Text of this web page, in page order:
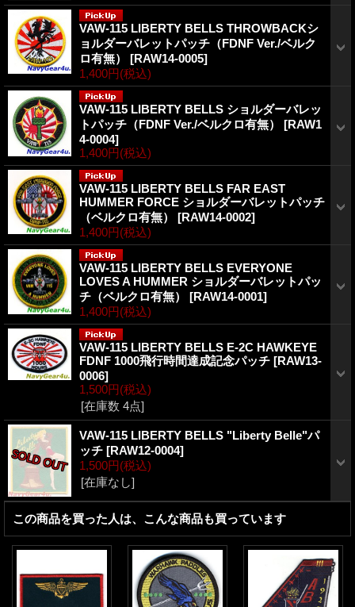
VAW-115 LIBERTY BELLS THROWBACKシ
ョルダーバレットパッチ（FDNF Ver./ベルク
ロ有無） [RAW14-0005]
1,400円(税込)
VAW-115 LIBERTY BELLS ショルダーバレッ
トパッチ（FDNF Ver./ベルクロ有無） [RAW1
4-0004]
1,400円(税込)
VAW-115 LIBERTY BELLS FAR EAST
HUMMER FORCE ショルダーバレットパッチ
（ベルクロ有無） [RAW14-0002]
1,400円(税込)
VAW-115 LIBERTY BELLS EVERYONE
LOVES A HUMMER ショルダーバレットパッ
チ（ベルクロ有無） [RAW14-0001]
1,400円(税込)
VAW-115 LIBERTY BELLS E-2C HAWKEYE
FDNF 1000飛行時間達成記念パッチ [RAW13-
0006]
1,500円(税込)
[在庫数 4点]
VAW-115 LIBERTY BELLS "Liberty Belle"パ
ッチ [RAW12-0004]
1,500円(税込)
[在庫なし]
この商品を買った人は、こんな商品も買っています